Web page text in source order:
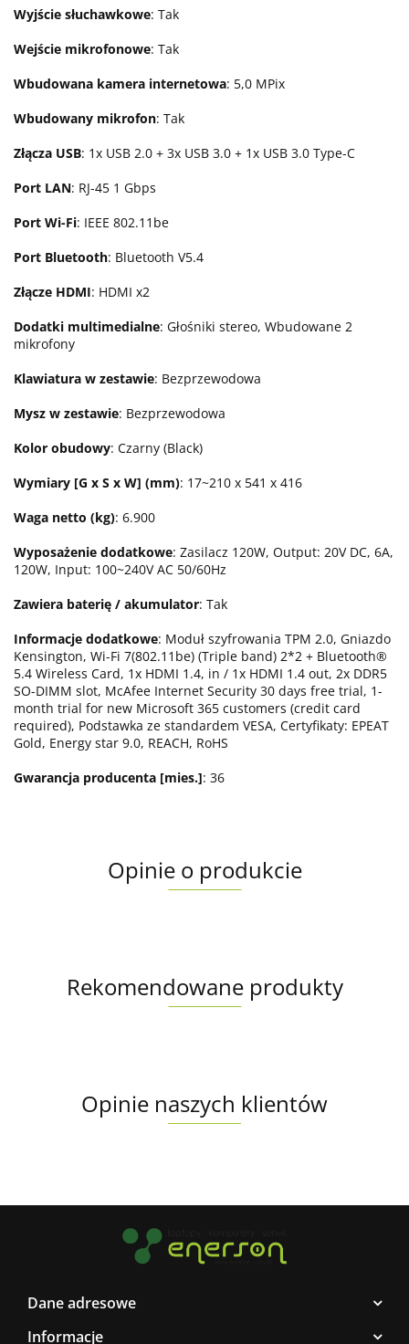
Wyjście słuchawkowe: Tak
Wejście mikrofonowe: Tak
Wbudowana kamera internetowa: 5,0 MPix
Wbudowany mikrofon: Tak
Złącza USB: 1x USB 2.0 + 3x USB 3.0 + 1x USB 3.0 Type-C
Port LAN: RJ-45 1 Gbps
Port Wi-Fi: IEEE 802.11be
Port Bluetooth: Bluetooth V5.4
Złącze HDMI: HDMI x2
Dodatki multimedialne: Głośniki stereo, Wbudowane 2
mikrofony
Klawiatura w zestawie: Bezprzewodowa
Mysz w zestawie: Bezprzewodowa
Kolor obudowy: Czarny (Black)
Wymiary [G x S x W] (mm): 17~210 x 541 x 416
Waga netto (kg): 6.900
Wyposażenie dodatkowe: Zasilacz 120W, Output: 20V DC, 6A,
120W, Input: 100~240V AC 50/60Hz
Zawiera baterię / akumulator: Tak
Informacje dodatkowe: Moduł szyfrowania TPM 2.0, Gniazdo
Kensington, Wi-Fi 7(802.11be) (Triple band) 2*2 + Bluetooth®
5.4 Wireless Card, 1x HDMI 1.4, in / 1x HDMI 1.4 out, 2x DDR5
SO-DIMM slot, McAfee Internet Security 30 days free trial, 1-
month trial for new Microsoft 365 customers (credit card
required), Podstawka ze standardem VESA, Certyfikaty: EPEAT
Gold, Energy star 9.0, REACH, RoHS
Gwarancja producenta [mies.]: 36
Opinie o produkcie
Rekomendowane produkty
Opinie naszych klientów
Dane adresowe
Informacje